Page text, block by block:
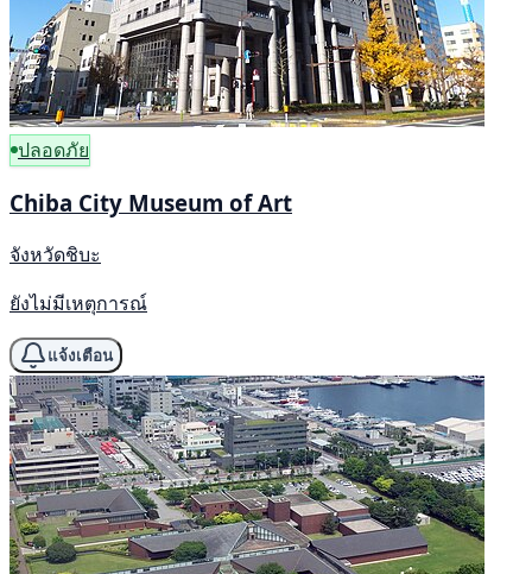
ปลอดภัย
Chiba City Museum of Art
จังหวัดชิบะ
ยังไม่มีเหตุการณ์
แจ้งเตือน